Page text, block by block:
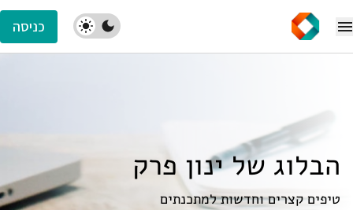
כניסה
הבלוג של ינון פרק
טיפים קצרים וחדשות למתכנתים